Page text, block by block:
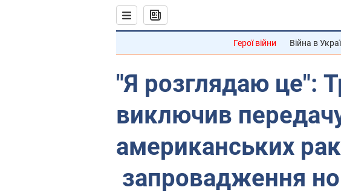
Герої війни Війна в
"Я розглядаю це":
виключив
американських
запровадження